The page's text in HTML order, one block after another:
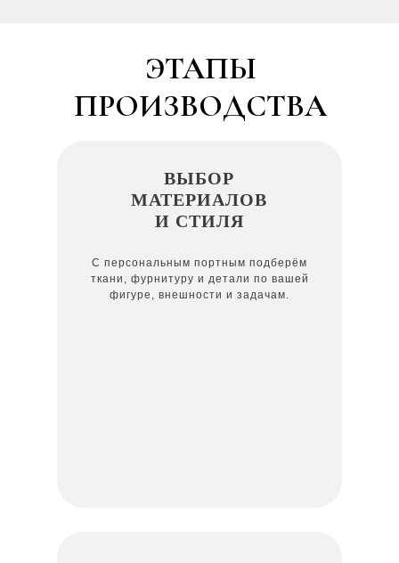
С персональным портным подберём
ткани, фурнитуру и детали по вашей
фигуре, внешности и задачам.
ВЫБОР
МАТЕРИАЛОВ
И СТИЛЯ
ЭТАПЫ
ПРОИЗВОДСТВА